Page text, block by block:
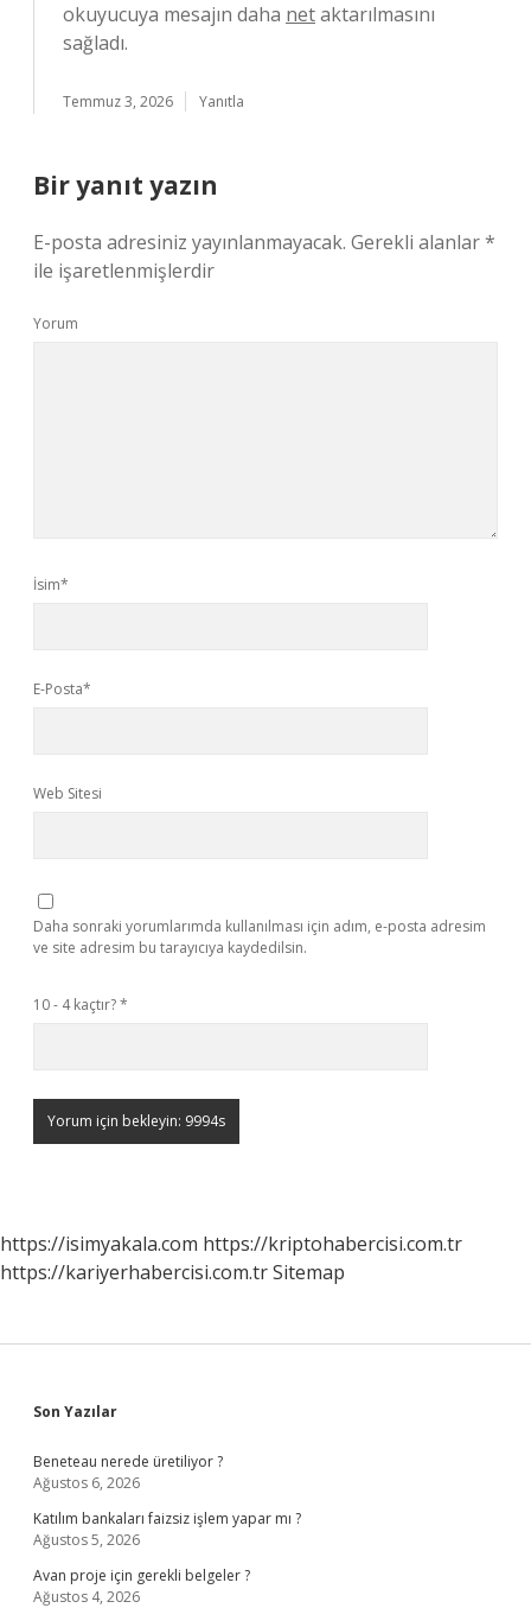
okuyucuya mesajın daha netaktarılmasını
sağladı.
Temmuz 3, 2026 Yanıtla
Bir yanıt yazın
E-posta adresiniz yayınlanmayacak. Gerekli alanlar*
ile işaretlenmişlerdir
Yorum
İsim*
E-Posta*
Web Sitesi
Daha sonraki yorumlarımda kullanılması için adım, e-posta adresim
ve site adresim bu tarayıcıya kaydedilsin.
10 - 4 kaçtır?*
https://isimyakala.com https://kriptohabercisi.com.tr
https://kariyerhabercisi.com.trSitemap
Sidebar
Son Yazılar
Beneteau nerede üretiliyor ?
Ağustos 6, 2026
Katılım bankaları faizsiz işlem yapar mı ?
Ağustos 5, 2026
Avan proje için gerekli belgeler ?
Ağustos 4, 2026